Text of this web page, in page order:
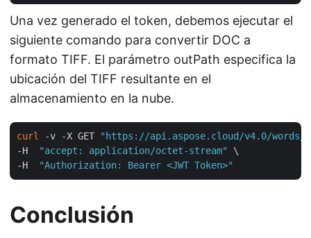
Una vez generado el token, debemos ejecutar el
siguiente comando para convertir DOC a
formato TIFF. El parámetro outPath especifica la
ubicación del TIFF resultante en el
almacenamiento en la nube.
curl -v -X GET
"https://api.aspose.cloud/v4.0/words/
-H
"accept: application/octet-stream"
\
-H
"Authorization: Bearer <JWT Token>"
Conclusión